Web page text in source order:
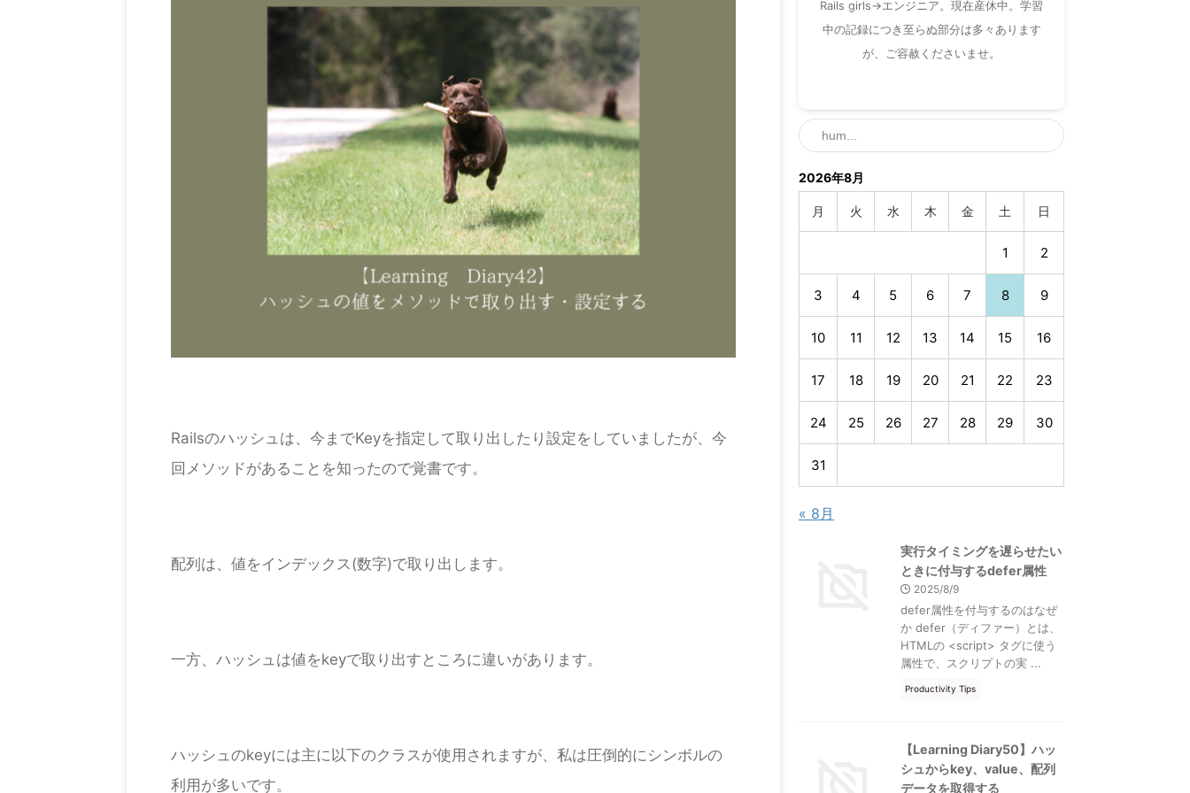
Railsのハッシュは、今までKeyを指定して取り出したり設定をしていましたが、今
回メソッドがあることを知ったので覚書です。
配列は、値をインデックス(数字)で取り出します。
一方、ハッシュは値をkeyで取り出すところに違いがあります。
ハッシュのkeyには主に以下のクラスが使用されますが、私は圧倒的にシンボルの
利用が多いです。
Rails girls→エンジニア。現在産休中。学習
中の記録につき至らぬ部分は多々あります
が、ご容赦くださいませ。
2026年8月
月 火 水 木 金 土 日
1 2
3 4 5 6 7 8 9
10 11 12 13 14 15 16
17 18 19 20 21 22 23
24 25 26 27 28 29 30
31
« 8月
実行タイミングを遅らせたい
ときに付与するdefer属性
2025/8/9
defer属性を付与するのはなぜ
か defer（ディファー）とは、
HTMLの <script> タグに使う
属性で、スクリプトの実 ...
Productivity Tips
【Learning Diary50】ハッ
シュからkey、value、配列
データを取得する